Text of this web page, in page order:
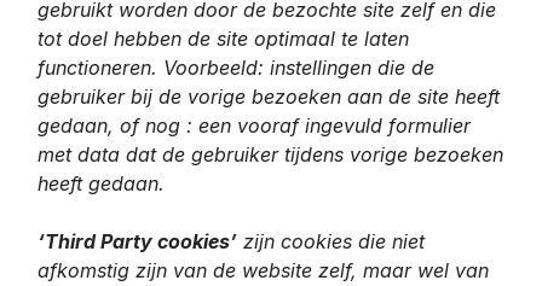
gebruikt worden door de bezochte site zelf en die
tot doel hebben de site optimaal te laten
functioneren. Voorbeeld: instellingen die de
gebruiker bij de vorige bezoeken aan de site heeft
gedaan, of nog : een vooraf ingevuld formulier
met data dat de gebruiker tijdens vorige bezoeken
heeft gedaan.
‘Third Party cookies’ zijn cookies die niet
afkomstig zijn van de website zelf, maar wel van